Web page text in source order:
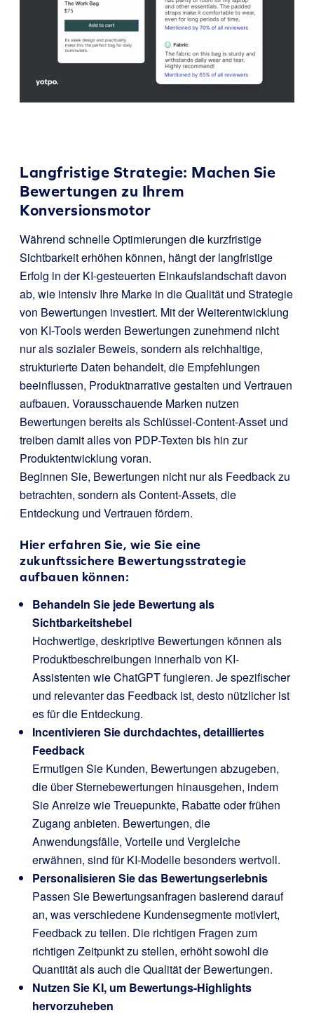
Langfristige Strategie: Machen Sie
Bewertungen zu Ihrem
Konversionsmotor
Während schnelle Optimierungen die kurzfristige
Sichtbarkeit erhöhen können, hängt der langfristige
Erfolg in der KI-gesteuerten Einkaufslandschaft davon
ab, wie intensiv Ihre Marke in die Qualität und Strategie
von Bewertungen investiert. Mit der Weiterentwicklung
von KI-Tools werden Bewertungen zunehmend nicht
nur als sozialer Beweis, sondern als reichhaltige,
strukturierte Daten behandelt, die Empfehlungen
beeinflussen, Produktnarrative gestalten und Vertrauen
aufbauen. Vorausschauende Marken nutzen
Bewertungen bereits als Schlüssel-Content-Asset und
treiben damit alles von PDP-Texten bis hin zur
Produktentwicklung voran.
Beginnen Sie, Bewertungen nicht nur als Feedback zu
betrachten, sondern als Content-Assets, die
Entdeckung und Vertrauen fördern.
Hier erfahren Sie, wie Sie eine
zukunftssichere Bewertungsstrategie
aufbauen können:
Behandeln Sie jede Bewertung als
Sichtbarkeitshebel
Hochwertige, deskriptive Bewertungen können als
Produktbeschreibungen innerhalb von KI-
Assistenten wie ChatGPT fungieren. Je spezifischer
und relevanter das Feedback ist, desto nützlicher ist
es für die Entdeckung.
Incentivieren Sie durchdachtes, detailliertes
Feedback
Ermutigen Sie Kunden, Bewertungen abzugeben,
die über Sternebewertungen hinausgehen, indem
Sie Anreize wie Treuepunkte, Rabatte oder frühen
Zugang anbieten. Bewertungen, die
Anwendungsfälle, Vorteile und Vergleiche
erwähnen, sind für KI-Modelle besonders wertvoll.
Personalisieren Sie das Bewertungserlebnis
Passen Sie Bewertungsanfragen basierend darauf
an, was verschiedene Kundensegmente motiviert,
Feedback zu teilen. Die richtigen Fragen zum
richtigen Zeitpunkt zu stellen, erhöht sowohl die
Quantität als auch die Qualität der Bewertungen.
Nutzen Sie KI, um Bewertungs-Highlights
hervorzuheben